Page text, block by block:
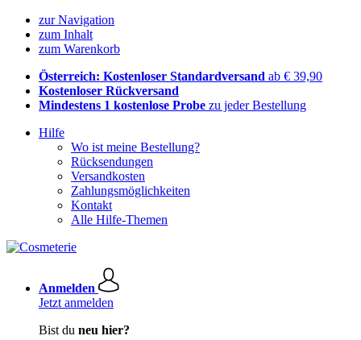
zur Navigation
zum Inhalt
zum Warenkorb
Österreich: Kostenloser Standardversand ab € 39,90
Kostenloser Rückversand
Mindestens 1 kostenlose Probe zu jeder Bestellung
Hilfe
Wo ist meine Bestellung?
Rücksendungen
Versandkosten
Zahlungsmöglichkeiten
Kontakt
Alle Hilfe-Themen
Anmelden
Jetzt anmelden
Bist du neu hier?